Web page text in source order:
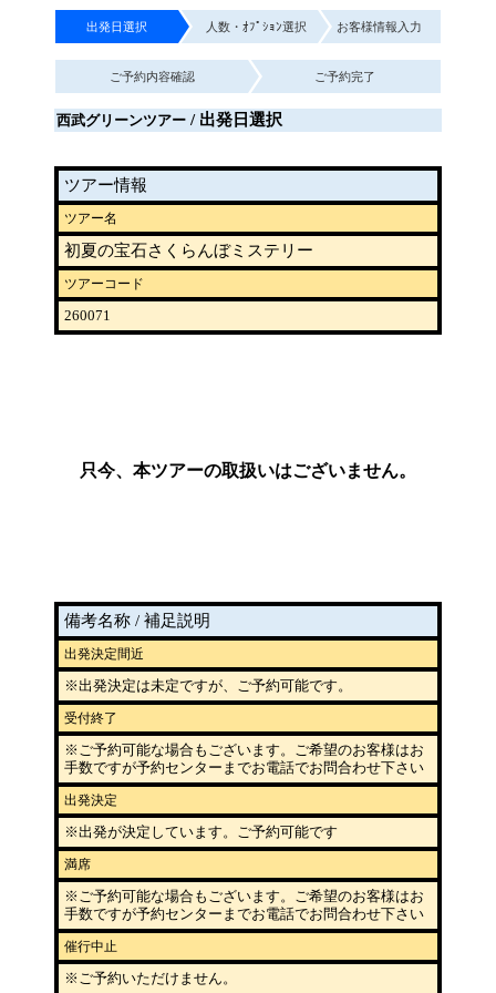
出発日選択 人数・ｵﾌﾟｼｮﾝ選択 お客様情報入力
ご予約内容確認 ご予約完了
西武グリーンツアー / 出発日選択
ツアー情報
ツアー名
初夏の宝石さくらんぼミステリー
ツアーコード
260071
只今、本ツアーの取扱いはございません。
備考名称 / 補足説明
出発決定間近
※出発決定は未定ですが、ご予約可能です。
受付終了
※ご予約可能な場合もございます。ご希望のお客様はお
手数ですが予約センターまでお電話でお問合わせ下さい
出発決定
※出発が決定しています。ご予約可能です
満席
※ご予約可能な場合もございます。ご希望のお客様はお
手数ですが予約センターまでお電話でお問合わせ下さい
催行中止
※ご予約いただけません。